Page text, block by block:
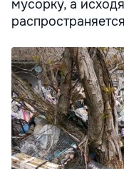
мусорку, а